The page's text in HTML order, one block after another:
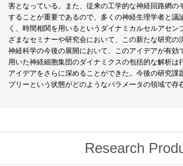
害となっている。また、従来の工学的な神経回路網
することが重要であるので、多くの神経生理学者と
く、時間相関を用いるというダイナミカルセルアセ
ざまなセミナーや研究会において、この新たな研究の
神経科学の今後の展開において、このアイデアが有
用いた神経細胞集団のダイナミクスの包括的な解析は
アイデアをさらに深めることができた。今後の研究
ブリーという状態がどのようなパラメータの領域で存
Research